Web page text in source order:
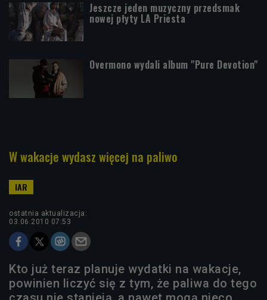
Jeszcze jeden muzyczny przedsmak
nowej płyty LA Priesta
Overmono wydali album "Pure Devotion"
W wakacje wydasz więcej na paliwo
ostatnia aktualizacja:
03.06.2010 07:53
Kto już teraz planuje wydatki na wakacje,
powinien liczyć się z tym, że paliwa do tego